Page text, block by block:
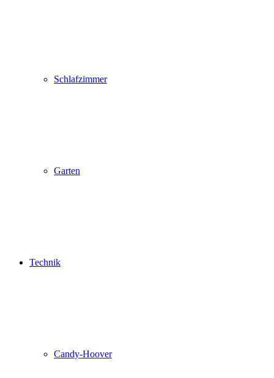
Schlafzimmer
Garten
Technik
Candy-Hoover